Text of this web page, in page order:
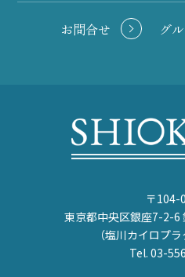
お問合せ グ
〒104-
東京都中央区銀座7-2-6
（塩川カイロプラ
Tel. 03-